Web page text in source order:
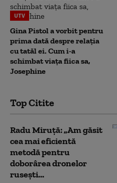
UTV
Gina Pistol a vorbit pentru
prima dată despre relația
cu tatăl ei. Cum i-a
schimbat viața fiica sa,
Josephine
Top Citite
Radu Miruță: „Am găsit
cea mai eficientă
metodă pentru
doborârea dronelor
rusești...